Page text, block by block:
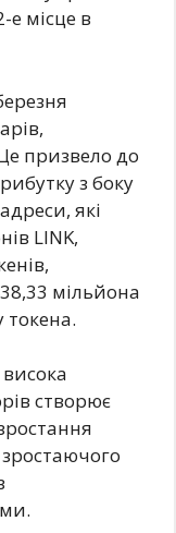
місце в
призвело до
з боку
які
LINK,
мільйона
токена.
створює
зростаючого